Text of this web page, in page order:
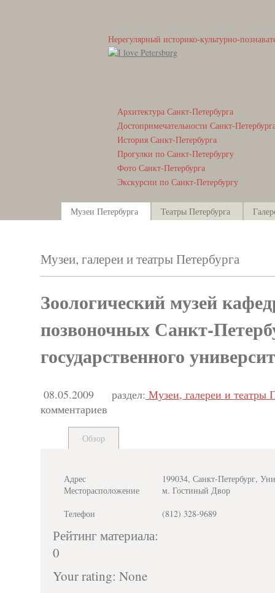
Нерегулярный историко-культурно-
Архитектура Санкт-Петербурга
Достопримечательности Санкт-
История Санкт-Петербурга
Прогулки по Санкт-Петербургу
Фото Санкт-Петербурга
Экскурсии по Санкт-Петербургу
Музеи Петербурга Театры Петербурга
Музеи, галереи и театры Петербурга
Зоологический музей
позвоночных Санкт-
государственного
08.05.2009 раздел: Музеи, галереи и театры
комментариев
Обзор
Адрес
199034, Санкт-Петербург,
Месторасположение
м. Гостиный Двор
Телефон
(812) 328-9689
Рейтинг материала:
0
Your rating: None